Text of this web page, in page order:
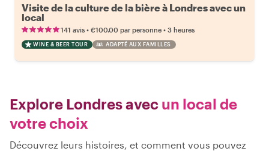
Visite de la culture de la bière à Londres avec un
local
141 avis • €100.00 par personne • 3 heures
WINE & BEER TOUR ADAPTÉ AUX FAMILLES
Explore Londres avec un local de
votre choix
Découvrez leurs histoires, et comment vous pouvez